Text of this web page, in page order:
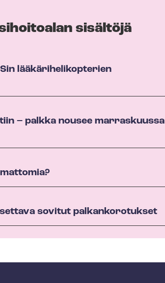
sisältöjä
lää­kä­ri­he­li­kop­te­rien
– palkka nousee marraskuussa
sovitut palkankorotukset